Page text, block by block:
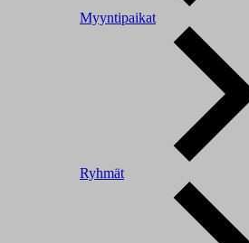
Myyntipaikat
Ryhmät